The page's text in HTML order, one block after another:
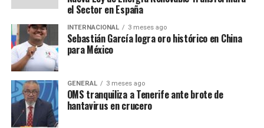
Recomendaciones para
maximizar el impacto positivo
Para asegurar que los rituales laborales sean
beneficiosos, los investigadores han desarrollado una
serie de recomendaciones basadas en sus estudios:
Lo que debe hacer
el Sector en España
INTERNACIONAL 3 meses ago
Sebastián García logra oro histórico en China
para México
GENERAL 3 meses ago
OMS tranquiliza a Tenerife ante brote de
hantavirus en crucero